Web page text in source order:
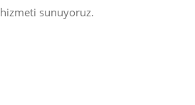
hizmeti sunuyoruz.